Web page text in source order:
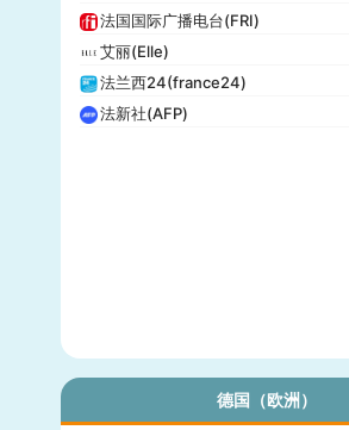
法国国际广播电台(FRI)
艾丽(Elle)
法兰西24(france24)
法新社(AFP)
德国（欧洲）